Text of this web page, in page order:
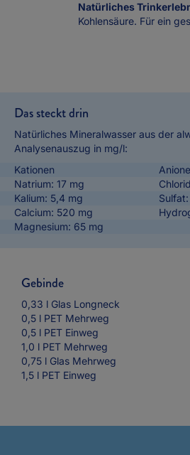
Natürliches
Kohlensäure. Für ein
Das steckt drin
Natürliches Mineralwasser aus der
Analysenauszug in mg/l:
Kationen
Natrium: 17 mg
Kalium: 5,4 mg
Calcium: 520 mg
Magnesium: 65 mg
Gebinde
0,33 l Glas Longneck
0,5 l PET Mehrweg
0,5 l PET Einweg
1,0 l PET Mehrweg
0,75 l Glas Mehrweg
1,5 l PET Einweg